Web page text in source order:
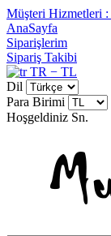
Müşteri Hizmetleri :
AnaSayfa
Siparişlerim
Sipariş Takibi
TR − TL
Dil
Para Birimi
Hoşgeldiniz Sn.